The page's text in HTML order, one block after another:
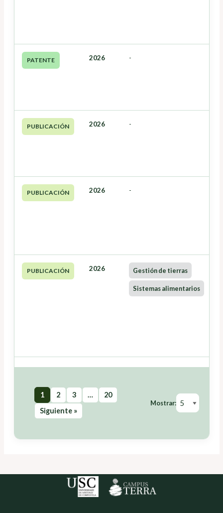
PATENTE 2026 -
PUBLICACIÓN 2026 -
PUBLICACIÓN 2026 -
PUBLICACIÓN 2026 Gestión de tierras
Sistemas alimentarios
1 2 3 …
20
Siguiente »
Mostrar: